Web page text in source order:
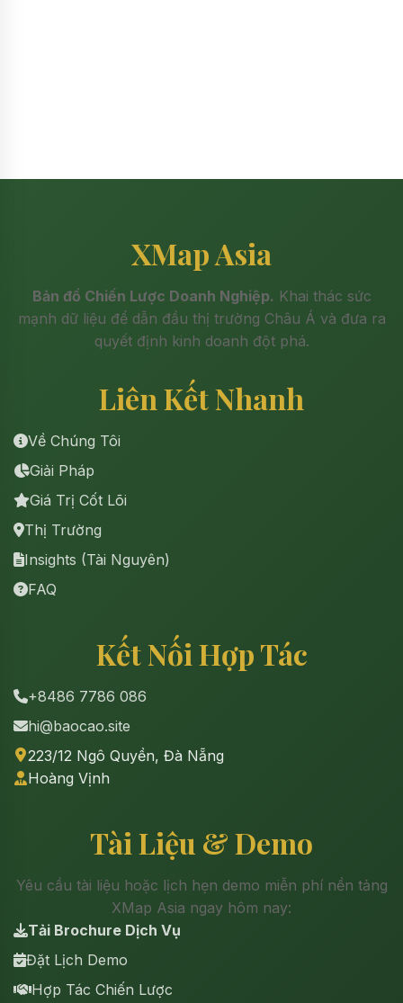
XMap Asia
Bản đồ Chiến Lược Doanh Nghiệp. Khai thác sức
mạnh dữ liệu để dẫn đầu thị trường Châu Á và đưa ra
quyết định kinh doanh đột phá.
Liên Kết Nhanh
Về Chúng Tôi
Giải Pháp
Giá Trị Cốt Lõi
Thị Trường
Insights (Tài Nguyên)
FAQ
Kết Nối Hợp Tác
+8486 7786 086
hi@baocao.site
223/12 Ngô Quyền, Đà Nẵng
Hoàng Vịnh
Tài Liệu & Demo
Yêu cầu tài liệu hoặc lịch hẹn demo miễn phí nền tảng
XMap Asia ngay hôm nay:
Tải Brochure Dịch Vụ
Đặt Lịch Demo
Hợp Tác Chiến Lược